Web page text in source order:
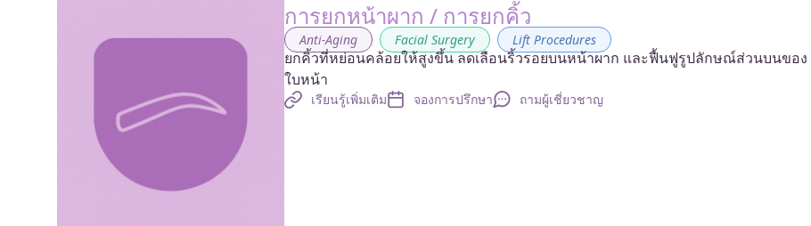
การยกหน้าผาก / การยกคิ้ว
Anti-Aging , Facial Surgery , Lift Procedures
ยกคิ้วที่หย่อนคล้อยให้สูงขึ้น ลดเลือนริ้วรอยบนหน้าผาก และฟื้นฟูรูปลักษณ์ส่วนบนของ
ใบหน้า
เรียนรู้เพิ่มเติม จองการปรึกษา ถามผู้เชี่ยวชาญ